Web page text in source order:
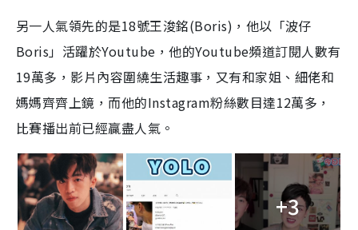
另一人氣領先的是18號王浚銘(Boris)，他以「波仔
Boris」活躍於Youtube，他的Youtube頻道訂閱人數有
19萬多，影片內容圍繞生活趣事，又有和家姐、細佬和
媽媽齊齊上鏡，而他的Instagram粉絲數目達12萬多，
比賽播出前已經贏盡人氣。
+3